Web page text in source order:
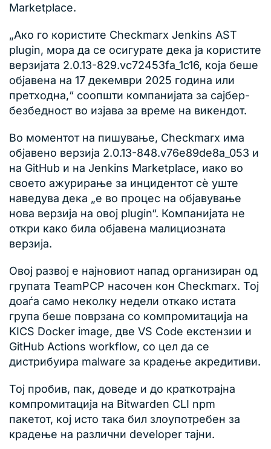
Marketplace.
„Ако го користите Checkmarx Jenkins AST
plugin, мора да се осигурате дека ја користите
верзијата 2.0.13-829.vc72453fa_1c16, која беше
објавена на 17 декември 2025 година или
претходна,“ соопшти компанијата за сајбер-
безбедност во изјава за време на викендот.
Во моментот на пишување, Checkmarx има
објавено верзија 2.0.13-848.v76e89de8a_053 и
на GitHub и на Jenkins Marketplace, иако во
своето ажурирање за инцидентот сè уште
наведува дека „е во процес на објавување
нова верзија на овој plugin“. Компанијата не
откри како била објавена малициозната
верзија.
Овој развој е најновиот напад организиран од
групата TeamPCP насочен кон Checkmarx. Тој
доаѓа само неколку недели откако истата
група беше поврзана со компромитација на
KICS Docker image, две VS Code екстензии и
GitHub Actions workflow, со цел да се
дистрибуира malware за крадење акредитиви.
Тој пробив, пак, доведе и до краткотрајна
компромитација на Bitwarden CLI npm
пакетот, кој исто така бил злоупотребен за
крадење на различни developer тајни.